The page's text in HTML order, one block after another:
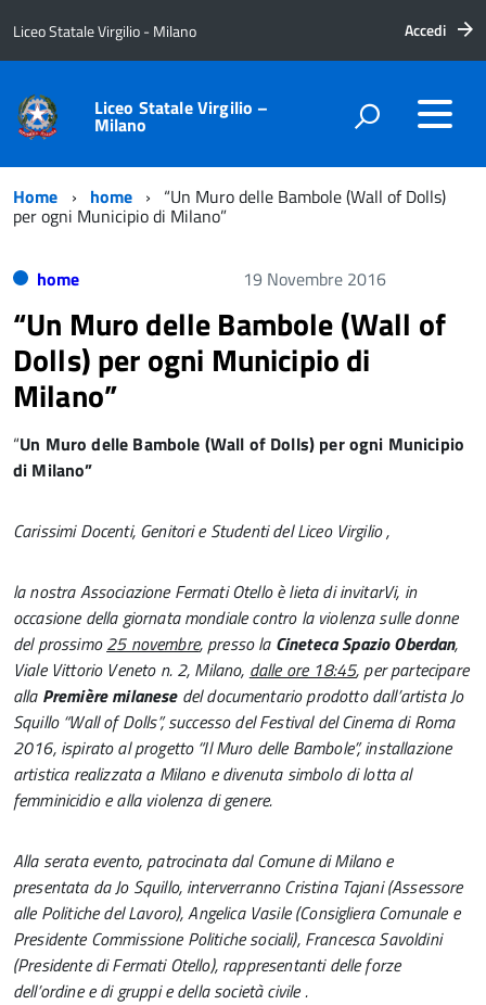
Liceo Statale Virgilio - Milano Accedi
Liceo Statale Virgilio –
Milano
Home home “Un Muro delle Bambole (Wall of Dolls)
per ogni Municipio di Milano”
home 19 Novembre 2016
“Un Muro delle Bambole (Wall of
Dolls) per ogni Municipio di
Milano”
“Un Muro delle Bambole (Wall of Dolls) per ogni Municipio
di Milano”
Carissimi Docenti, Genitori e Studenti del Liceo Virgilio ,
la nostra Associazione Fermati Otello è lieta di invitarVi, in
occasione della giornata mondiale contro la violenza sulle donne
del prossimo25 novembre, presso la Cineteca Spazio Oberdan,
Viale Vittorio Veneto n. 2, Milano, dalle ore 18:45, per partecipare
alla Première milanesedel documentario prodotto dall’artista Jo
Squillo “Wall of Dolls”, successo del Festival del Cinema di Roma
2016, ispirato al progetto “Il Muro delle Bambole”, installazione
artistica realizzata a Milano e divenuta simbolo di lotta al
femminicidio e alla violenza di genere.
Alla serata evento, patrocinata dal Comune di Milano e
presentata da Jo Squillo, interverranno Cristina Tajani (Assessore
alle Politiche del Lavoro), Angelica Vasile (Consigliera Comunale e
Presidente Commissione Politiche sociali), Francesca Savoldini
(Presidente di Fermati Otello), rappresentanti delle forze
dell’ordine e di gruppi e della società civile .